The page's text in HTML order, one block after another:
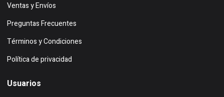
Ventas y Envíos
Preguntas Frecuentes
Términos y Condiciones
Política de privacidad
Usuarios